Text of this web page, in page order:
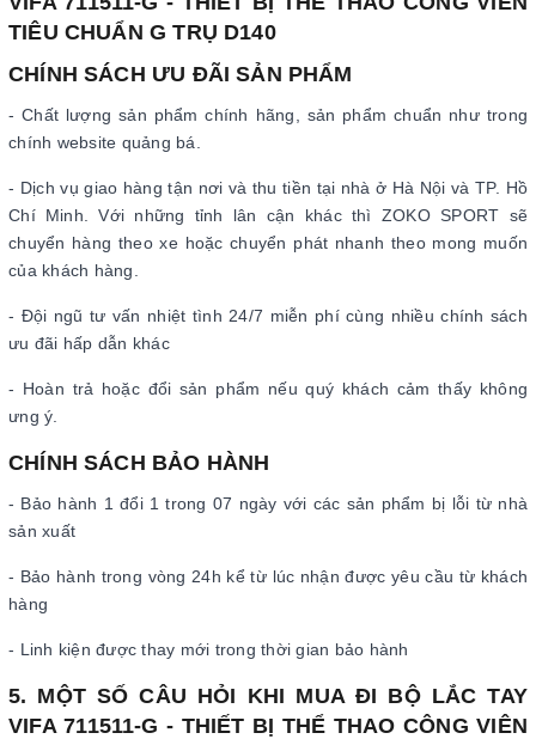
TIÊU CHUẨN G TRỤ D140
CHÍNH SÁCH ƯU ĐÃI SẢN PHẨM
- Chất lượng sản phẩm chính hãng, sản phẩm chuẩn như trong
chính website quảng bá.
- Dịch vụ giao hàng tận nơi và thu tiền tại nhà ở Hà Nội và TP. Hồ
Chí Minh. Với những tỉnh lân cận khác thì ZOKO SPORT sẽ
chuyển hàng theo xe hoặc chuyển phát nhanh theo mong muốn
của khách hàng.
- Đội ngũ tư vấn nhiệt tình 24/7 miễn phí cùng nhiều chính sách
ưu đãi hấp dẫn khác
- Hoàn trả hoặc đổi sản phẩm nếu quý khách cảm thấy không
ưng ý.
CHÍNH SÁCH BẢO HÀNH
- Bảo hành 1 đổi 1 trong 07 ngày với các sản phẩm bị lỗi từ nhà
sản xuất
- Bảo hành trong vòng 24h kể từ lúc nhận được yêu cầu từ khách
hàng
- Linh kiện được thay mới trong thời gian bảo hành
5. MỘT SỐ CÂU HỎI KHI MUA ĐI BỘ LẮC TAY
VIFA 711511-G - THIẾT BỊ THỂ THAO CÔNG VIÊN